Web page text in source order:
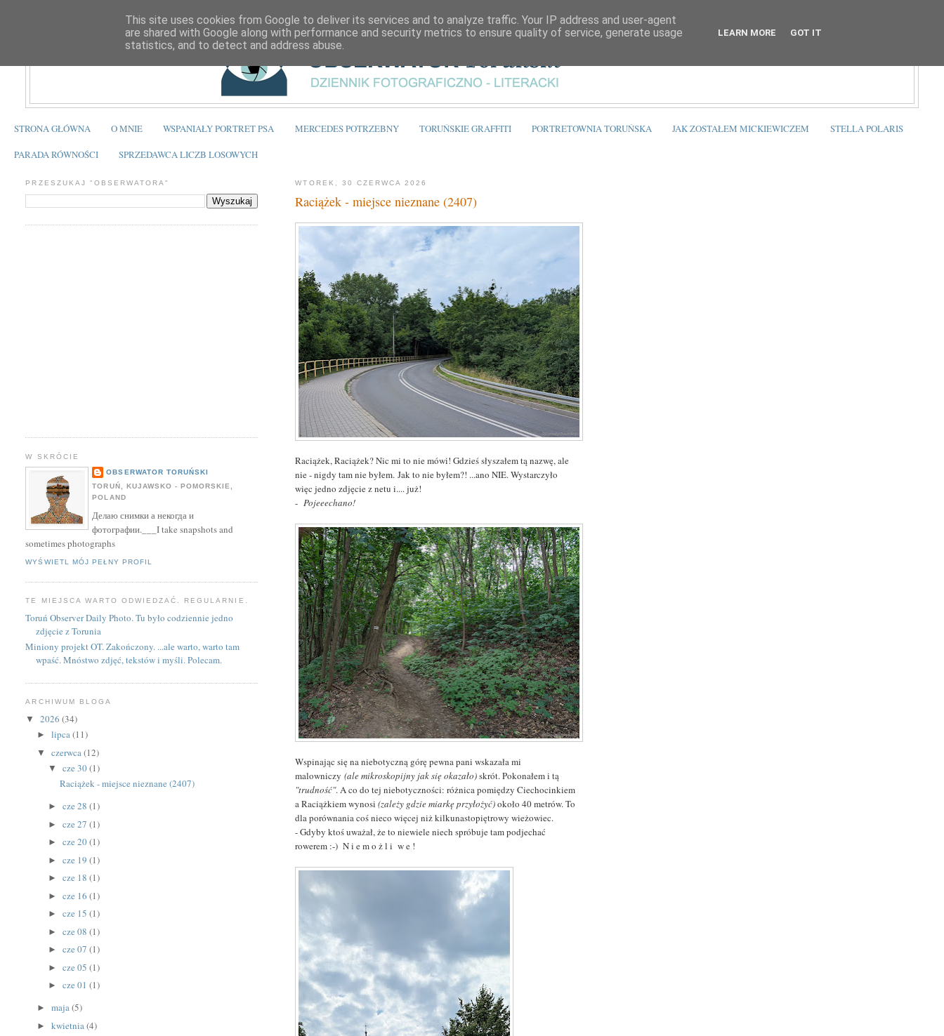
STRONA GŁÓWNA O MNIE WSPANIAŁY PORTRET PSA MERCEDES POTRZEBNY TORUŃSKIE GRAFFITI PORTRETOWNIA TORUŃSKA JAK ZOSTAŁEM MICKIEWICZEM STELLA POLARIS
PARADA RÓWNOŚCI SPRZEDAWCA LICZB LOSOWYCH
WTOREK, 30 CZERWCA 2026
Raciążek - miejsce nieznane (2407)
Raciążek, Raciążek? Nic mi to nie mówi! Gdzieś słyszałem tą nazwę, ale
nie - nigdy tam nie byłem. Jak to nie byłem?! ...ano NIE. Wystarczyło
więc jedno zdjęcie z netu i.... już!
-Pojeeechano!
Wspinając się na niebotyczną górę pewna pani wskazała mi
malowniczy(ale mikroskopijny jak się okazało)skrót. Pokonałem i tą
"trudność". A co do tej niebotyczności: różnica pomiędzy Ciechocinkiem
a Raciążkiem wynosi(zależy gdzie miarkę przyłożyć)około 40 metrów. To
dla porównania coś nieco więcej niż kilkunastopiętrowy wieżowiec.
- Gdyby ktoś uważał, że to niewiele niech spróbuje tam podjechać
rowerem :-) N i e m o ż l i w e !
PRZESZUKAJ "OBSERWATORA"
W SKRÓCIE
OBSERWATOR TORUŃSKI
TORUŃ, KUJAWSKO - POMORSKIE,
POLAND
Делаю снимки а некогда и
фотографии.___I take snapshots and
sometimes photographs
WYŚWIETL MÓJ PEŁNY PROFIL
TE MIEJSCA WARTO ODWIEDZAĆ. REGULARNIE.
Toruń Observer Daily Photo. Tu było codziennie jedno
zdjęcie z Torunia
Miniony projekt OT. Zakończony. ...ale warto, warto tam
wpaść. Mnóstwo zdjęć, tekstów i myśli. Polecam.
ARCHIWUM BLOGA
▼2026(34)
►lipca(11)
▼czerwca(12)
▼ cze 30(1)
Raciążek - miejsce nieznane (2407)
► cze 28 (1)
► cze 27 (1)
► cze 20(1)
► cze 19 (1)
► cze 18 (1)
► cze 16 (1)
► cze 15 (1)
► cze 08 (1)
► cze 07 (1)
► cze 05 (1)
► cze 01 (1)
►maja(5)
►kwietnia(4)
This site uses cookies from Google to deliver its services and to analyze traffic. Your IP address and user-agent
are shared with Google along with performance and security metrics to ensure quality of service, generate usage
statistics, and to detect and address abuse.
LEARN MORE GOT IT